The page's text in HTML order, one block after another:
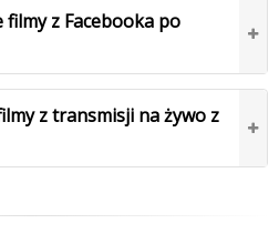
filmy z Facebooka po
z transmisji na żywo z